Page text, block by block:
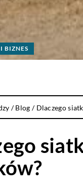
BIZNES
/Blog / Dlaczego